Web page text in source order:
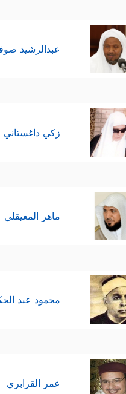
عبدالرشيد
زكي داغستاني
ماهر المعيقلي
محمود عبد
عمر القزابري